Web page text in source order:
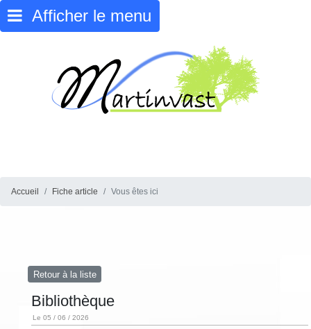
Afficher le menu
Accueil Fiche article Vous êtes ici
Retour à la liste
Bibliothèque
Le 05 / 06 / 2026